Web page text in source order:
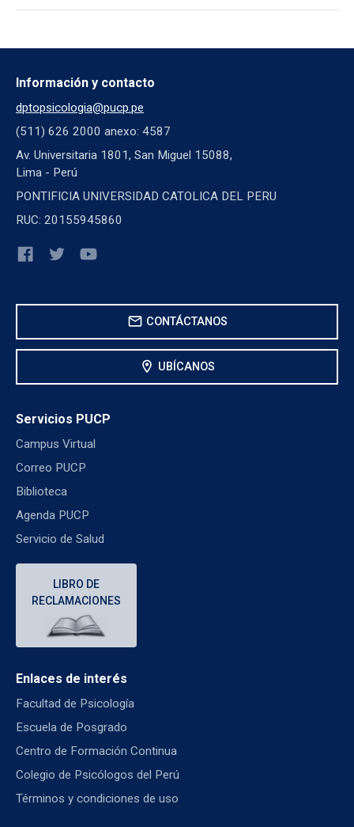
Información y contacto
dptopsicologia@pucp.pe
(511) 626 2000 anexo: 4587
Av. Universitaria 1801, San Miguel 15088,
Lima - Perú
PONTIFICIA UNIVERSIDAD CATOLICA DEL PERU
RUC: 20155945860
mail CONTÁCTANOS
location_on UBÍCANOS
Servicios PUCP
Campus Virtual
Correo PUCP
Biblioteca
Agenda PUCP
Servicio de Salud
LIBRO DE
RECLAMACIONES
Enlaces de interés
Facultad de Psicología
Escuela de Posgrado
Centro de Formación Continua
Colegio de Psicólogos del Perú
Términos y condiciones de uso